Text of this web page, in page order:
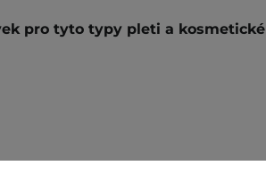
pro tyto typy pleti a kosmetické